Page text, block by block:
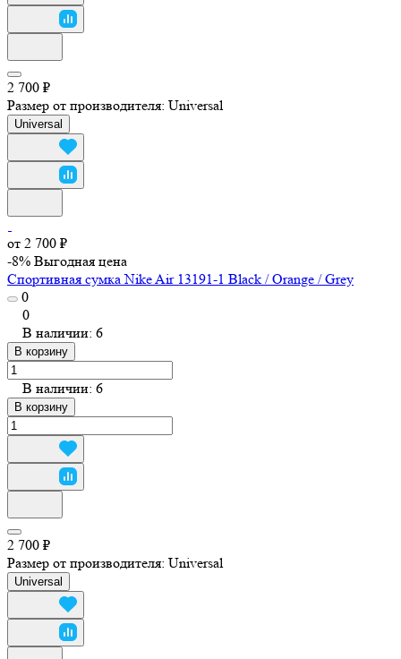
2 700 ₽
Размер от производителя: Universal
Universal
от 2 700 ₽
-8% Выгодная цена
Спортивная сумка Nike Air 13191-1 Black / Orange / Grey
0
0
В наличии: 6
В корзину
В наличии: 6
В корзину
2 700 ₽
Размер от производителя: Universal
Universal